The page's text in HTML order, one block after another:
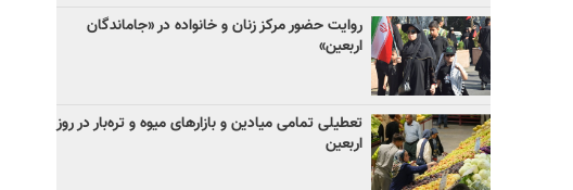
روایت حضور مرکز زنان و خانواده در «جاماندگان
اربعین»
تعطیلی تمامی میادین و بازارهای میوه و تره‌بار در روز
اربعین